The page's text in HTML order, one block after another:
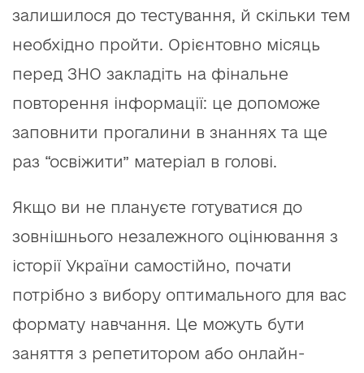
залишилося до тестування, й скільки тем
необхідно пройти. Орієнтовно місяць
перед ЗНО закладіть на фінальне
повторення інформації: це допоможе
заповнити прогалини в знаннях та ще
раз “освіжити” матеріал в голові.
Якщо ви не плануєте готуватися до
зовнішнього незалежного оцінювання з
історії України самостійно, почати
потрібно з вибору оптимального для вас
формату навчання. Це можуть бути
заняття з репетитором або онлайн-